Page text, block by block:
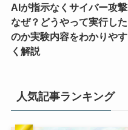
AIが指示なくサイバー攻撃
なぜ？どうやって実行した
のか実験内容をわかりやす
く解説
人気記事ランキング